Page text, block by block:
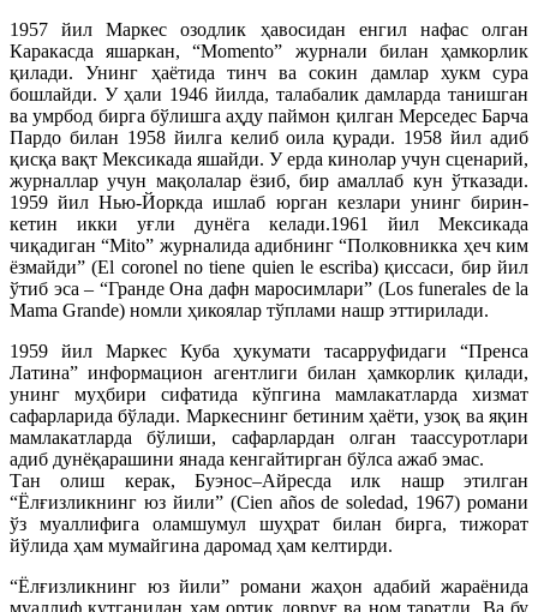
1957 йил Маркес озодлик ҳавосидан енгил нафас олган
Каракасда яшаркан, “Momento” журнали билан ҳамкорлик
қилади. Унинг ҳаётида тинч ва сокин дамлар хукм сура
бошлайди. У ҳали 1946 йилда, талабалик дамларда танишган
ва умрбод бирга бўлишга аҳду паймон қилган Мерседес Барча
Пардо билан 1958 йилга келиб оила қуради. 1958 йил адиб
қисқа вақт Мексикада яшайди. У ерда кинолар учун сценарий,
журналлар учун мақолалар ёзиб, бир амаллаб кун ўтказади.
1959 йил Нью-Йоркда ишлаб юрган кезлари унинг бирин-
кетин икки уғли дунёга келади.1961 йил Мексикада
чиқадиган “Mito” журналида адибнинг “Полковникка ҳеч ким
ёзмайди” (El coronel no tiene quien le escriba) қиссаси, бир йил
ўтиб эса – “Гранде Она дафн маросимлари” (Los funerales de la
Mama Grande) номли ҳикоялар тўплами нашр эттирилади.
1959 йил Маркес Куба ҳукумати тасарруфидаги “Пренса
Латина” информацион агентлиги билан ҳамкорлик қилади,
унинг муҳбири сифатида кўпгина мамлакатларда хизмат
сафарларида бўлади. Маркеснинг бетиним ҳаёти, узоқ ва яқин
мамлакатларда бўлиши, сафарлардан олган таассуротлари
адиб дунёқарашини янада кенгайтирган бўлса ажаб эмас.
Тан олиш керак, Буэнос–Айресда илк нашр этилган
“Ёлғизликнинг юз йили” (Cien años de soledad, 1967) романи
ўз муаллифига оламшумул шуҳрат билан бирга, тижорат
йўлида ҳам мумайгина даромад ҳам келтирди.
“Ёлғизликнинг юз йили” романи жаҳон адабий жараёнида
муаллиф кутганидан ҳам ортиқ довруғ ва ном таратди. Ва бу